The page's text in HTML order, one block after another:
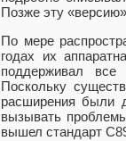
Позже эту
По мере
годах их
поддерживал все
Поскольку
расширения были
вызывать
вышел стандарт